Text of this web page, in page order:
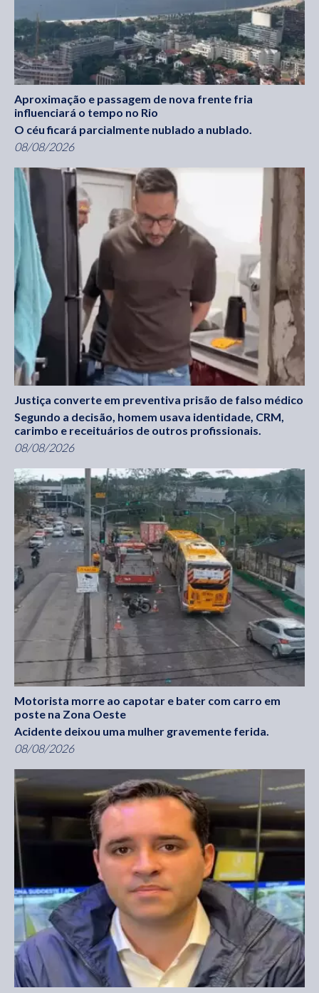
Aproximação e passagem de nova frente fria
influenciará o tempo no Rio
O céu ficará parcialmente nublado a nublado.
08/08/2026
Justiça converte em preventiva prisão de falso médico
Segundo a decisão, homem usava identidade, CRM,
carimbo e receituários de outros profissionais.
08/08/2026
Motorista morre ao capotar e bater com carro em
poste na Zona Oeste
Acidente deixou uma mulher gravemente ferida.
08/08/2026